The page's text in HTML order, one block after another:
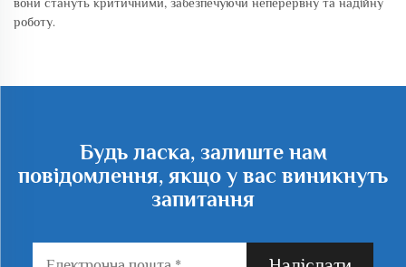
роботу.
Будь ласка, залиште нам
повідомлення, якщо у вас виникнуть
запитання